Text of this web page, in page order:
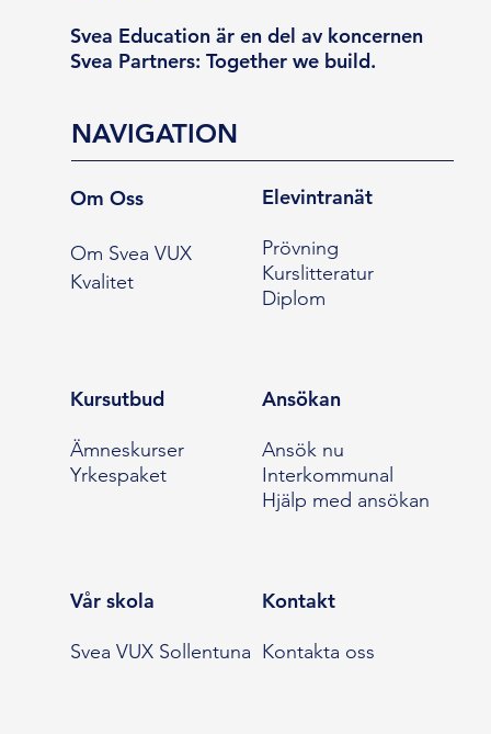
Svea Education är en del av koncernen
Svea Partners: Together we build.
NAVIGATION
Om Oss
Om Svea VUX
Kvalitet
Elevintranät
Prövning
Kurslitteratur
Diplom
Kursutbud
Ämneskurser
Yrkespaket
Ansökan
Ansök nu
Interkommunal
Hjälp med ansökan
Vår skola
Svea VUX Sollentuna
Kontakt
Kontakta oss